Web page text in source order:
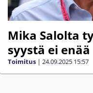
Mika Salolta
syystä ei
Toimitus | 24.09.2025 15:57